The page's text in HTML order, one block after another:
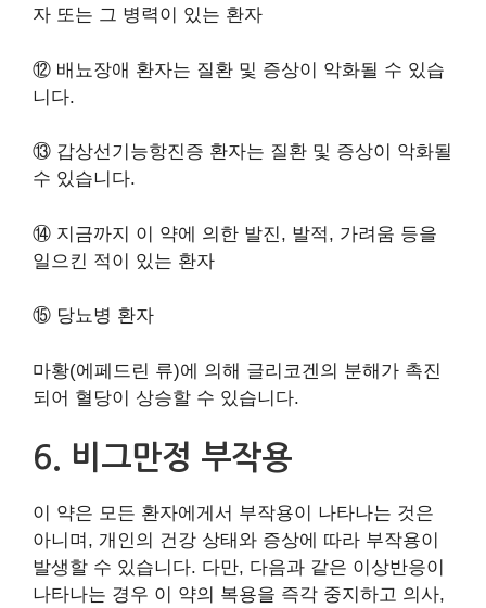
자 또는 그 병력이 있는 환자
⑫ 배뇨장애 환자는 질환 및 증상이 악화될 수 있습
니다.
⑬ 갑상선기능항진증 환자는 질환 및 증상이 악화될
수 있습니다.
⑭ 지금까지 이 약에 의한 발진, 발적, 가려움 등을
일으킨 적이 있는 환자
⑮ 당뇨병 환자
마황(에페드린 류)에 의해 글리코겐의 분해가 촉진
되어 혈당이 상승할 수 있습니다.
6. 비그만정 부작용
이 약은 모든 환자에게서 부작용이 나타나는 것은
아니며, 개인의 건강 상태와 증상에 따라 부작용이
발생할 수 있습니다. 다만, 다음과 같은 이상반응이
나타나는 경우 이 약의 복용을 즉각 중지하고 의사,